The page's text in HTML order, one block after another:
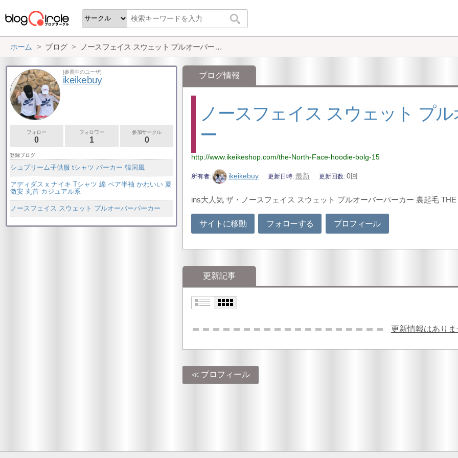
ホーム ブログ ノースフェイス スウェット プルオーバーパーカー
ブログ情報
ノースフェイス スウェット プ
ー
http://www.ikeikeshop.com/the-North-Face-hoodie-bolg-15
所有者 ikeikebuy 更新日時 最新 更新回数 0回
ins大人気 ザ・ノースフェイス スウェット プルオーバーパーカー 裏起毛
サイトに移動 フォローする プロフィール
更新記事
更新情報はあり
プロフィール
[参照中のユーザ]
ikeikebuy
フォロー
0
フォロワー
1
参加サークル
0
登録ブログ
シュプリーム子供服 tシャツ パーカー 韓国風
アディダス x ナイキ Tシャツ 綿 ペア半袖 かわいい 夏
激安 丸首 カジュアル系
ノースフェイス スウェット プルオーバーパーカー